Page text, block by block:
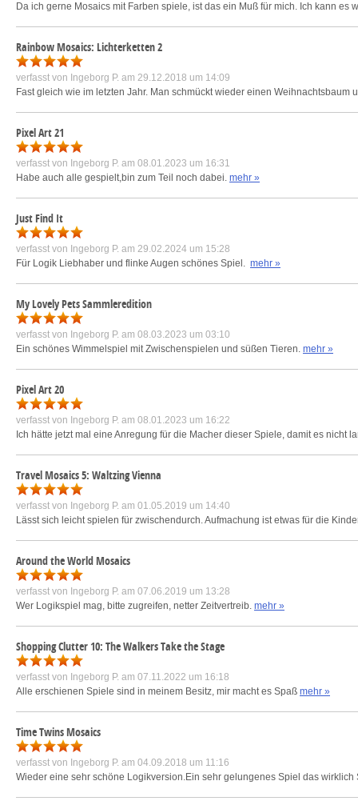
Da ich gerne Mosaics mit Farben spiele, ist das ein Muß für mich. Ich kann
Rainbow Mosaics: Lichterketten 2
verfasst von Ingeborg P. am 29.12.2018 um 14:09
Fast gleich wie im letzten Jahr. Man schmückt wieder einen
Pixel Art 21
verfasst von Ingeborg P. am 08.01.2023 um 16:31
Habe auch alle gespielt,bin zum Teil noch dabei. mehr »
Just Find It
verfasst von Ingeborg P. am 29.02.2024 um 15:28
Für Logik Liebhaber und flinke Augen schönes Spiel. mehr »
My Lovely Pets Sammleredition
verfasst von Ingeborg P. am 08.03.2023 um 03:10
Ein schönes Wimmelspiel mit Zwischenspielen und süßen Tieren. mehr »
Pixel Art 20
verfasst von Ingeborg P. am 08.01.2023 um 16:22
Ich hätte jetzt mal eine Anregung für die Macher dieser Spiele, damit es
Travel Mosaics 5: Waltzing Vienna
verfasst von Ingeborg P. am 01.05.2019 um 14:40
Lässt sich leicht spielen für zwischendurch. Aufmachung ist etwas für die
Around the World Mosaics
verfasst von Ingeborg P. am 07.06.2019 um 13:28
Wer Logikspiel mag, bitte zugreifen, netter Zeitvertreib. mehr »
Shopping Clutter 10: The Walkers Take the Stage
verfasst von Ingeborg P. am 07.11.2022 um 16:18
Alle erschienen Spiele sind in meinem Besitz, mir macht es Spaß mehr »
Time Twins Mosaics
verfasst von Ingeborg P. am 04.09.2018 um 11:16
Wieder eine sehr schöne Logikversion.Ein sehr gelungenes Spiel das